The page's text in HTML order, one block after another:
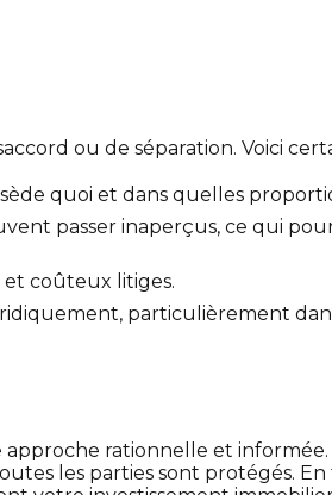
ou de séparation. Voici
quoi et dans quelles
passer inaperçus, ce qui
coûteux litiges.
particulièrement
rationnelle et
les parties sont protégés.